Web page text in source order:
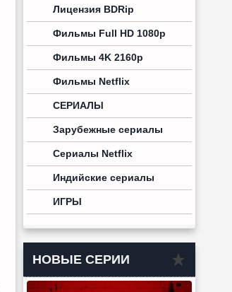
Лицензия BDRip
Фильмы Full HD 1080p
Фильмы 4K 2160p
Фильмы Netflix
СЕРИАЛЫ
Зарубежные сериалы
Сериалы Netflix
Индийские сериалы
ИГРЫ
НОВЫЕ СЕРИИ